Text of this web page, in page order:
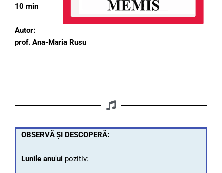
10 min
Autor:
prof. Ana-Maria Rusu
OBSERVĂ ȘI DESCOPERĂ:
Lunile anului pozitiv: